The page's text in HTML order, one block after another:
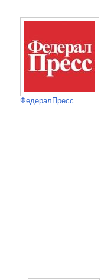
ФедералПресс